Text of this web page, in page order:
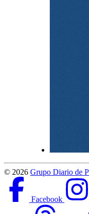
© 2026 Grupo Diario de
Facebook